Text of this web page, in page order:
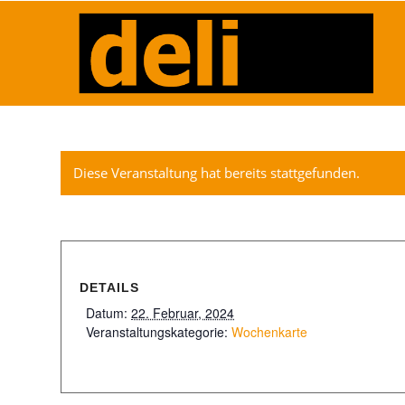
Diese Veranstaltung hat bereits stattgefunden.
DETAILS
Datum: 22. Februar, 2024
Veranstaltungskategorie: Wochenkarte